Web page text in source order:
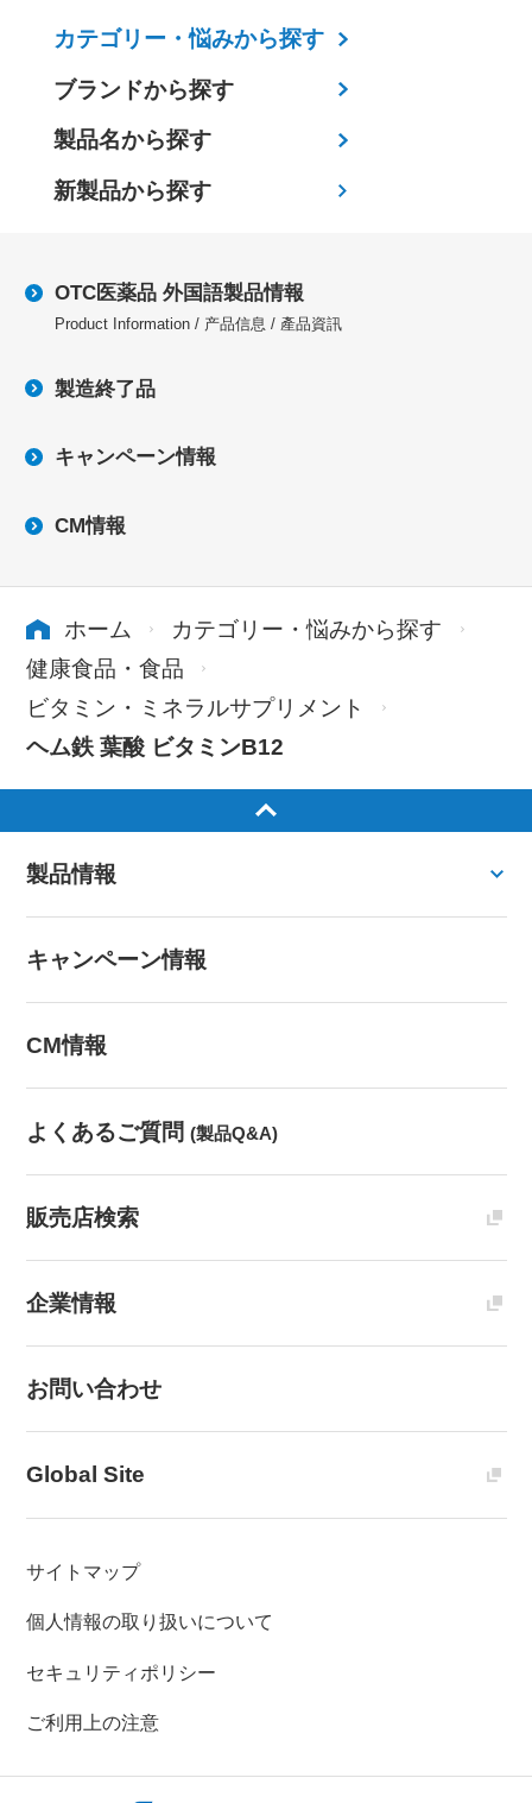
カテゴリー・悩みから探す
ブランドから探す
製品名から探す
新製品から探す
OTC医薬品 外国語製品情報
Product Information / 产品信息 / 產品資訊
製造終了品
キャンペーン情報
CM情報
ホーム
カテゴリー・悩みから探す
健康食品・食品
ビタミン・ミネラルサプリメント
ヘム鉄 葉酸 ビタミンB12
製品情報
キャンペーン情報
CM情報
よくあるご質問 (製品Q&A)
販売店検索
企業情報
お問い合わせ
Global Site
サイトマップ
個人情報の取り扱いについて
セキュリティポリシー
ご利用上の注意